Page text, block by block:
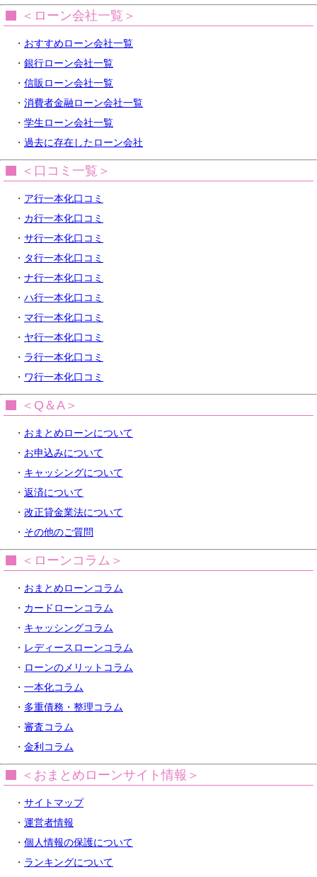
＜ローン会社一覧＞
・ おすすめローン会社一覧
・ 銀行ローン会社一覧
・ 信販ローン会社一覧
・ 消費者金融ローン会社一覧
・ 学生ローン会社一覧
・ 過去に存在したローン会社
＜口コミ一覧＞
・ ア行一本化口コミ
・ カ行一本化口コミ
・ サ行一本化口コミ
・ タ行一本化口コミ
・ ナ行一本化口コミ
・ ハ行一本化口コミ
・ マ行一本化口コミ
・ ヤ行一本化口コミ
・ ラ行一本化口コミ
・ ワ行一本化口コミ
＜Q＆A＞
・ おまとめローンについて
・ お申込みについて
・ キャッシングについて
・ 返済について
・ 改正貸金業法について
・ その他のご質問
＜ローンコラム＞
・ おまとめローンコラム
・ カードローンコラム
・ キャッシングコラム
・ レディースローンコラム
・ ローンのメリットコラム
・ 一本化コラム
・ 多重債務・整理コラム
・ 審査コラム
・ 金利コラム
＜おまとめローンサイト情報＞
・ サイトマップ
・ 運営者情報
・ 個人情報の保護について
・ ランキングについて